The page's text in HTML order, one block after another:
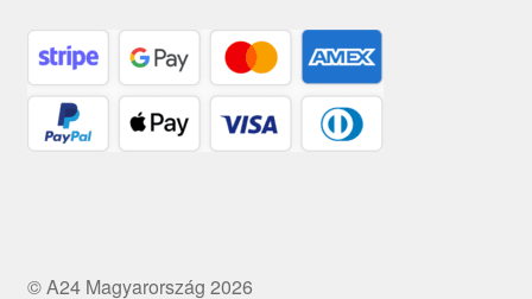
© A24 Magyarország 2026